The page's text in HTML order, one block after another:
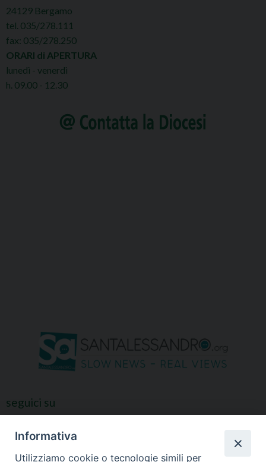
24129 Bergamo
tel. 035/278.111
fax: 035/278.250
ORARI di APERTURA
lunedì - venerdì
h. 09.00 - 12.30
seguici su
Informativa
Utilizziamo cookie o tecnologie simili per